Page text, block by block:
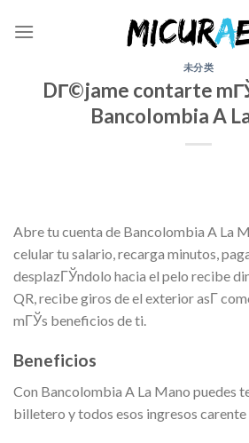
未分类
DГ©jame contarte
Bancolombia A
Abre tu cuenta de Bancolombia A La
celular tu salario, recarga minutos,
desplazГЎndolo hacia el pelo recibe
QR, recibe giros de el exterior asГ­
mГЎs beneficios de ti.
Beneficios
Con Bancolombia A La Mano puedes
billetero y todos esos ingresos carente